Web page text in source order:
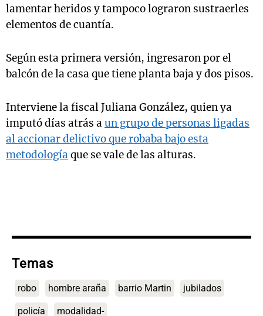
lamentar heridos y tampoco lograron sustraerles
elementos de cuantía.
Según esta primera versión, ingresaron por el
balcón de la casa que tiene planta baja y dos pisos.
Interviene la fiscal Juliana González, quien ya
imputó días atrás aun grupo de personas ligadas
al accionar delictivo que robaba bajo esta
metodologíaque se vale de las alturas.
Temas
robo hombre araña barrio Martin jubilados
policía modalidad-